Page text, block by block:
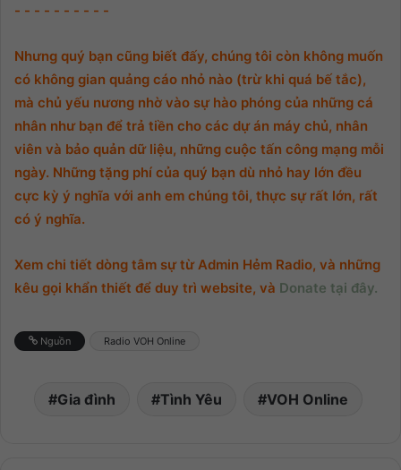
- - - - - - - - - -
Nhưng quý bạn cũng biết đấy, chúng tôi còn không muốn
có không gian quảng cáo nhỏ nào (trừ khi quá bế tắc),
mà chủ yếu nương nhờ vào sự hào phóng của những cá
nhân như bạn để trả tiền cho các dự án máy chủ, nhân
viên và bảo quản dữ liệu, những cuộc tấn công mạng mỗi
ngày. Những tặng phí của quý bạn dù nhỏ hay lớn đều
cực kỳ ý nghĩa với anh em chúng tôi, thực sự rất lớn, rất
có ý nghĩa.
Xem chi tiết dòng tâm sự từ Admin Hẻm Radio, và những
kêu gọi khẩn thiết để duy trì website, và Donate tại đây.
Nguồn Radio VOH Online
Gia đình Tình Yêu VOH Online